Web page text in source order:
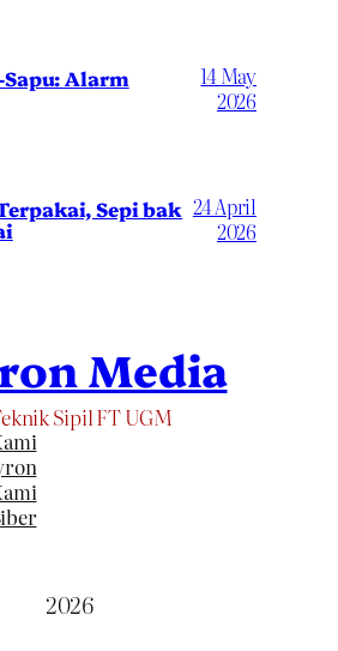
Alarm
14 May
2026
Sepi bak 24 April
2026
Media
Sipil FT UGM
2026